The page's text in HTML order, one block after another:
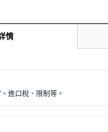
情
進口稅、限制等。